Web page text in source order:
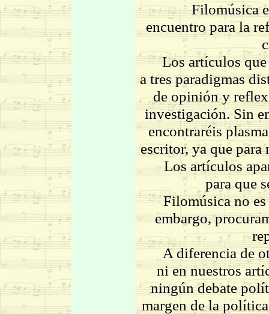
Filomúsica
encuentro para la
Los artículos que
a tres paradigmas
de opinión y
investigación. Sin
encontraréis
escritor, ya que para
Los artículos
para que
Filomúsica no es
embargo,
A diferencia de
ni en nuestros
ningún debate
margen de la